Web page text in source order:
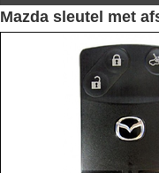
Mazda sleutel met